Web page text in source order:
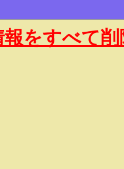
報をすべて